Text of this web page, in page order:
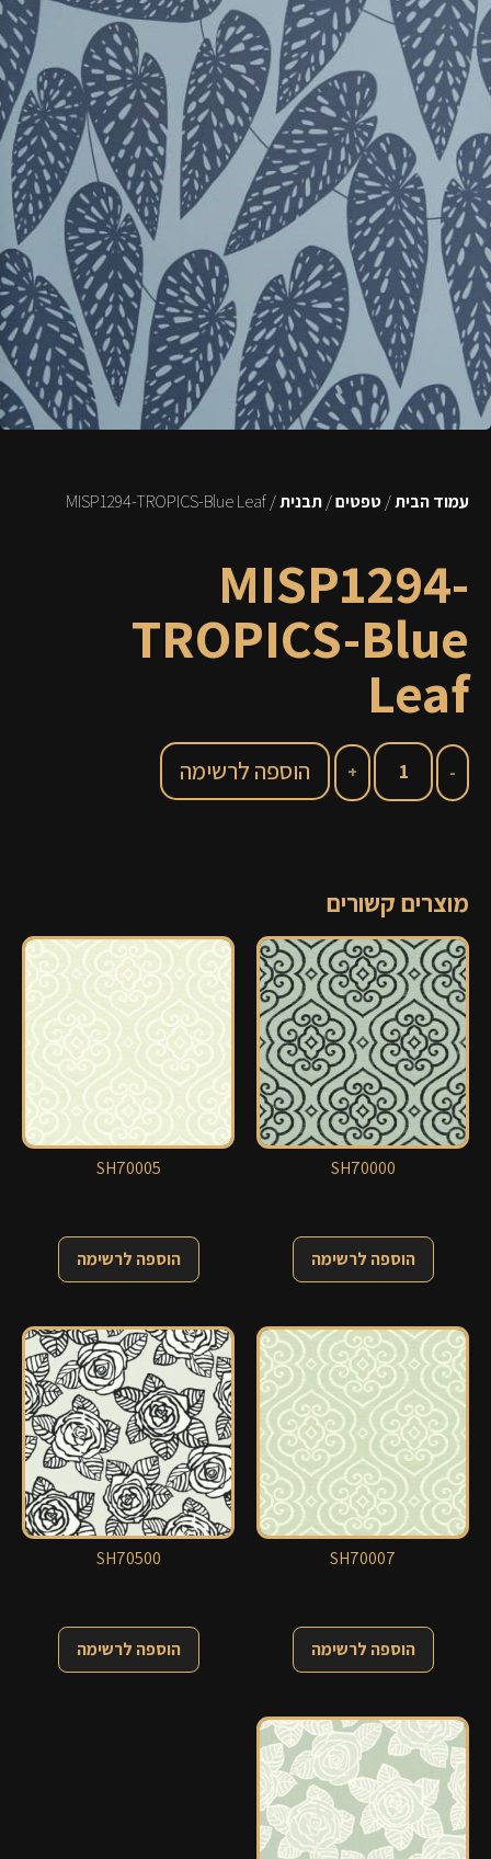
עמוד הבית/טפטים/תבנית/ MISP1294-TROPICS-Blue Leaf
MISP1294-
TROPICS-Blue
Leaf
הוספה לרשימה
מוצרים קשורים
SH70000
הוספה לרשימה
SH70005
הוספה לרשימה
SH70007
הוספה לרשימה
SH70500
הוספה לרשימה